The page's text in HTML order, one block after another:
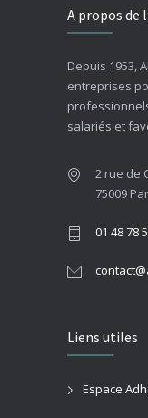
A propos de
Depuis 1953,
entreprises
salariés et
2 rue de
75009
01 48 78
Liens utiles
Espace